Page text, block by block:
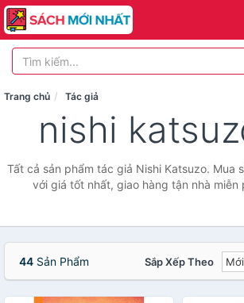
Trang chủ Tác giả
nishi
Tất cả sản phẩm tác giả Nishi Katsuzo. Mua
với giá tốt nhất, giao hàng tận nhà miễn
44 Sản Phẩm Sắp Xếp Theo